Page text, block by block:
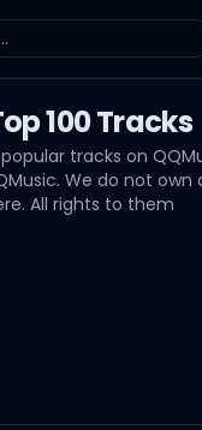
100 Tracks
tracks on
We do not own
All rights to them